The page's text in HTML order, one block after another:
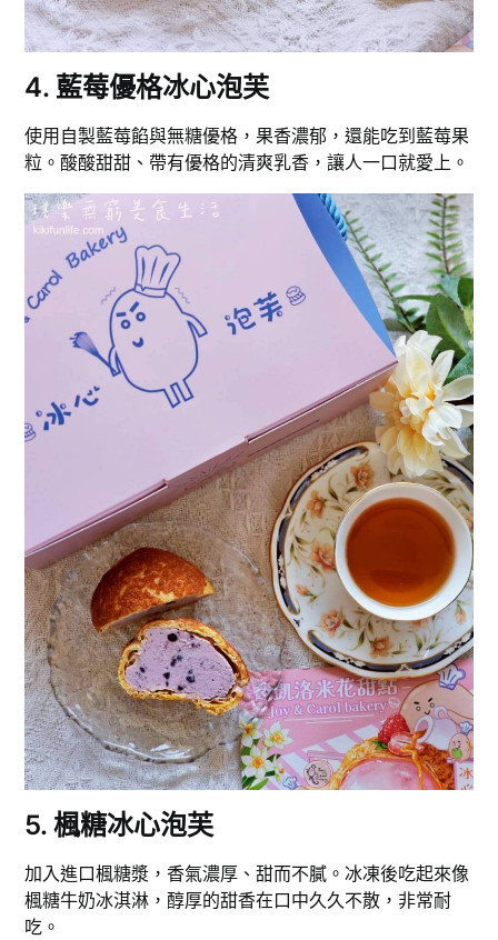
4. 藍莓優格冰心泡芙
使用自製藍莓餡與無糖優格，果香濃郁，還能吃到藍莓果
粒。酸酸甜甜、帶有優格的清爽乳香，讓人一口就愛上。
5. 楓糖冰心泡芙
加入進口楓糖漿，香氣濃厚、甜而不膩。冰凍後吃起來像
楓糖牛奶冰淇淋，醇厚的甜香在口中久久不散，非常耐
吃。